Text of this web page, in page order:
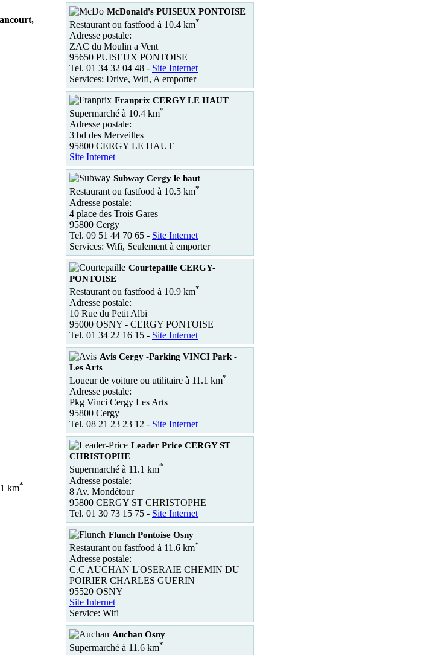
km*
McDonald's PUISEUX PONTOISE
Restaurant ou fastfood à 10.4 km*
Adresse postale:
ZAC du Moulin a Vent
95650 PUISEUX PONTOISE
Tel. 01 34 32 04 48 - Site Internet
Services: Drive, Wifi, A emporter
Franprix CERGY LE HAUT
Supermarché à 10.4 km*
Adresse postale:
3 bd des Merveilles
95800 CERGY LE HAUT
Site Internet
Subway Cergy le haut
Restaurant ou fastfood à 10.5 km*
Adresse postale:
4 place des Trois Gares
95800 Cergy
Tel. 09 51 44 70 65 - Site Internet
Services: Wifi, Seulement à emporter
Courtepaille CERGY-
PONTOISE
Restaurant ou fastfood à 10.9 km*
Adresse postale:
10 Rue du Petit Albi
95000 OSNY - CERGY PONTOISE
Tel. 01 34 22 16 15 - Site Internet
Avis Cergy -Parking VINCI Park -
Les Arts
Loueur de voiture ou utilitaire à 11.1 km*
Adresse postale:
Pkg Vinci Cergy Les Arts
95800 Cergy
Tel. 08 21 23 23 12 - Site Internet
Leader Price CERGY ST
CHRISTOPHE
Supermarché à 11.1 km*
Adresse postale:
8 Av. Mondétour
95800 CERGY ST CHRISTOPHE
Tel. 01 30 73 15 75 - Site Internet
Flunch Pontoise Osny
Restaurant ou fastfood à 11.6 km*
Adresse postale:
C.C AUCHAN L'OSERAIE CHEMIN DU
POIRIER CHARLES GUERIN
95520 OSNY
Site Internet
Service: Wifi
Auchan Osny
Supermarché à 11.6 km*